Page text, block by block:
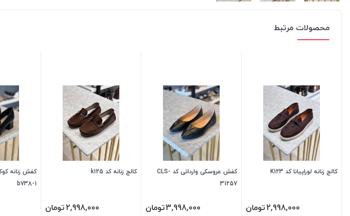
محصولات مرتبط
کالج زنانه لوراپیانا کد K123
2,998,000تومان
کفش عروسکی وارداتی کد CLS-
31257
3,998,000تومان
کالج زنانه کد k125
2,998,000تومان
b738-1